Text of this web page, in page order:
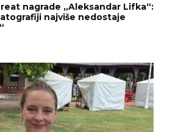
nagrade „Aleksandar Lifka“:
najviše nedostaje